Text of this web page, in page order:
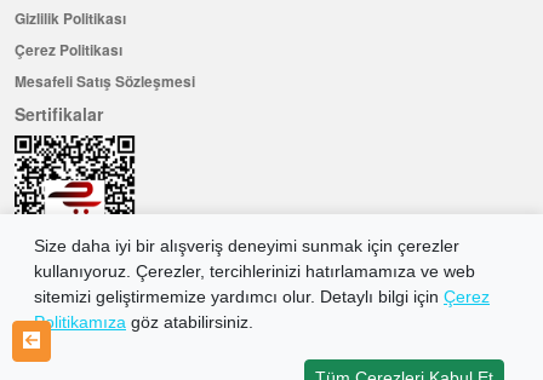
Size daha iyi bir alışveriş deneyimi sunmak için çerezler
kullanıyoruz. Çerezler, tercihlerinizi hatırlamamıza ve web
sitemizi geliştirmemize yardımcı olur. Detaylı bilgi için Çerez
Politikamıza göz atabilirsiniz.
Gizlilik Politikası
Çerez Politikası
Mesafeli Satış Sözleşmesi
Sertifikalar
Hemen Üye Olun ...ve 100 ₺ değerinde indirim kuponu kazanın